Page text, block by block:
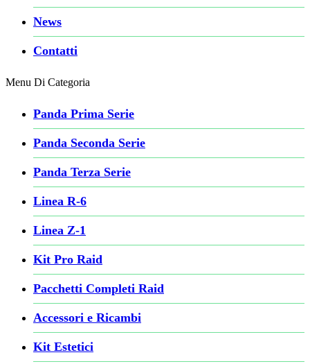
News
Contatti
Menu Di Categoria
Panda Prima Serie
Panda Seconda Serie
Panda Terza Serie
Linea R-6
Linea Z-1
Kit Pro Raid
Pacchetti Completi Raid
Accessori e Ricambi
Kit Estetici